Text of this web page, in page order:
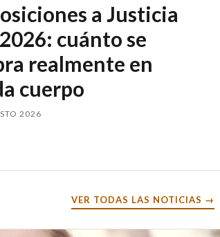
a Justicia
cuánto se
realmente en
cuerpo
2026
VER TODAS LAS NOTICIAS →